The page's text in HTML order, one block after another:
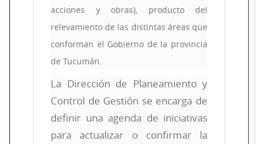
acciones y obras), producto del
relevamiento de las distintas áreas que
conforman el Gobierno de la provincia
de Tucumán.
La Dirección de Planeamiento y
Control de Gestión se encarga de
definir una agenda de iniciativas
para actualizar o confirmar la